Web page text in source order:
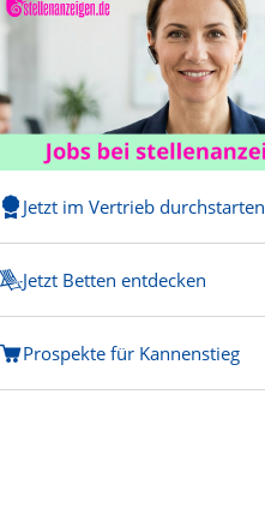
Jetzt im Vertrieb durchstarten
Jetzt Betten entdecken
Prospekte für Kannenstieg